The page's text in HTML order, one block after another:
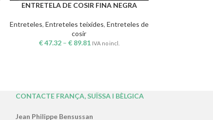
SELECCIONA OPCIONS
ENTRETELA DE COSIR FINA NEGRA
Entreteles, Entreteles teixides, Entreteles de
cosir
€47.32– €89.81 IVA no incl.
CONTACTE FRANÇA, SUÏSSA I BÈLGICA
Jean Philippe Bensussan